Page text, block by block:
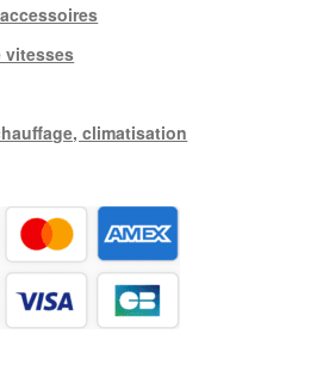
vitesses
climatisation